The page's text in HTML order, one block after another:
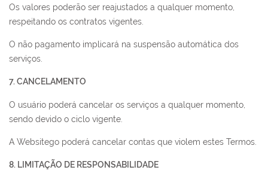
Os valores poderão ser reajustados a qualquer momento,
respeitando os contratos vigentes.
O não pagamento implicará na suspensão automática dos
serviços.
7. CANCELAMENTO
O usuário poderá cancelar os serviços a qualquer momento,
sendo devido o ciclo vigente.
A Websitego poderá cancelar contas que violem estes Termos.
8. LIMITAÇÃO DE RESPONSABILIDADE